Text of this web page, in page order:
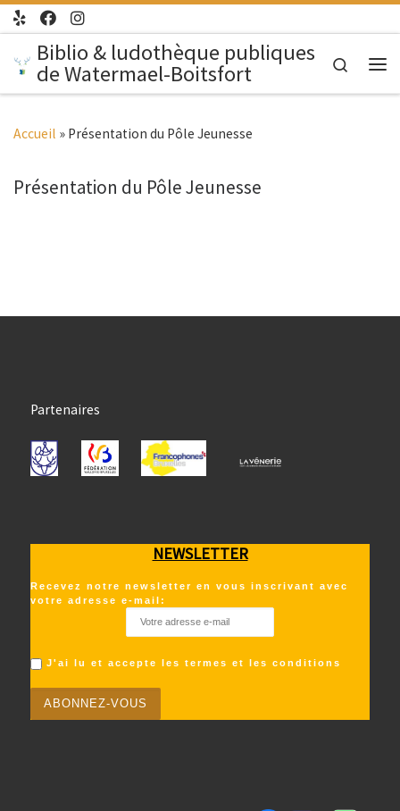
Passer au contenu
Biblio & ludothèque publiques
de Watermael-Boitsfort
Search
Accueil » Présentation du Pôle Jeunesse
Présentation du Pôle Jeunesse
Partenaires
NEWSLETTER
Recevez notre newsletter en vous inscrivant avec
votre adresse e-mail:
J'ai lu et accepte les termes et les conditions